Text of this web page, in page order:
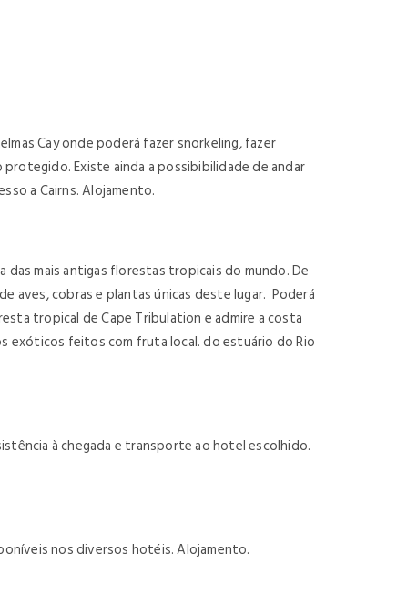
Cay onde poderá fazer snorkeling, fazer
Existe ainda a possibibilidade de andar
a Cairns. Alojamento.
das mais antigas florestas tropicais do mundo. De
aves, cobras e plantas únicas deste lugar. Poderá
tropical de Cape Tribulation e admire a costa
exóticos feitos com fruta local. do estuário do Rio
à chegada e transporte ao hotel escolhido.
nos diversos hotéis. Alojamento.